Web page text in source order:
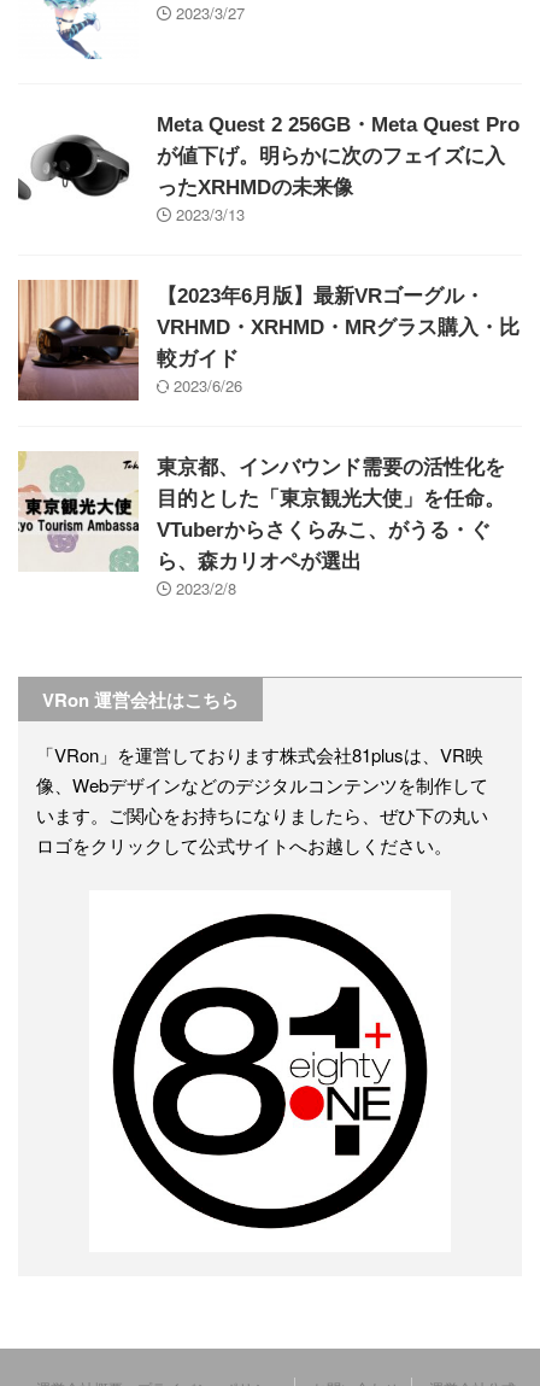
2023/3/27
Meta Quest 2 256GB・Meta Quest Pro
が値下げ。明らかに次のフェイズに入
ったXRHMDの未来像
2023/3/13
【2023年6月版】最新VRゴーグル・
VRHMD・XRHMD・MRグラス購入・比
較ガイド
2023/6/26
東京都、インバウンド需要の活性化を
目的とした「東京観光大使」を任命。
VTuberからさくらみこ、がうる・ぐ
ら、森カリオペが選出
2023/2/8
VRon 運営会社はこちら
「VRon」を運営しております株式会社81plusは、VR映
像、Webデザインなどのデジタルコンテンツを制作して
います。ご関心をお持ちになりましたら、ぜひ下の丸い
ロゴをクリックして公式サイトへお越しください。